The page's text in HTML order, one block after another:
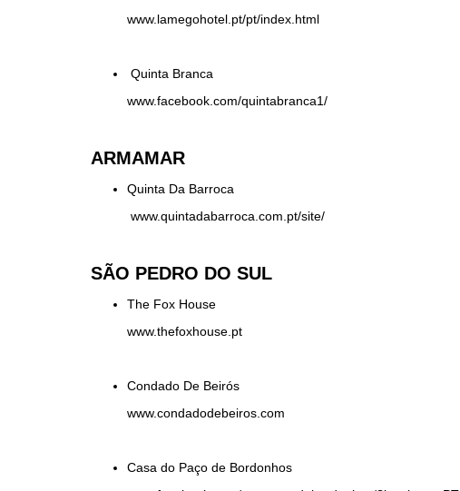
www.lamegohotel.pt/pt/index.html
Quinta Branca
www.facebook.com/quintabranca1/
ARMAMAR
Quinta Da Barroca
www.quintadabarroca.com.pt/site/
SÃO PEDRO DO SUL
The Fox House
www.thefoxhouse.pt
Condado De Beirós
www.condadodebeiros.com
Casa do Paço de Bordonhos